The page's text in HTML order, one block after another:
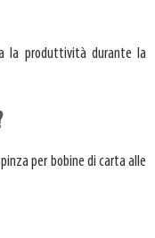
la produttività durante la
per bobine di carta alle